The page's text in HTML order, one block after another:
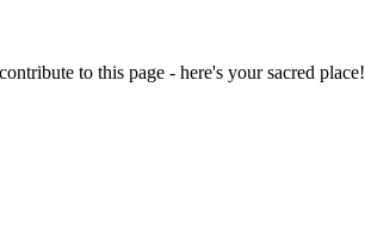
to this page - here's your sacred place!